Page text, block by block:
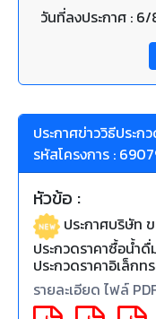
วันที่ลงประกาศ :
ประกาศข่าววิธีประก
รหัสโครงการ :
หัวข้อ :
ประกาศบริษัท
ประกวดราคาซื้อน้ำ
ประกวดราคาอิเล็ก
รายละเอียด ไฟล์